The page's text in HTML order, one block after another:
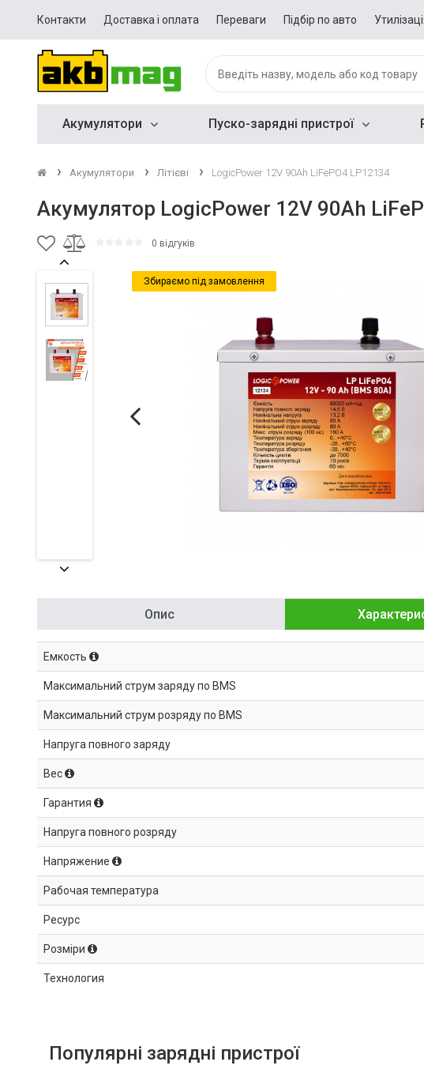
Контакти Доставка і оплата Переваги Підбір по авто
Акумулятори Пуско-зарядні пристрої
Акумулятори Літієві LogicPower 12V 90Ah LiFePO4 LP12134
Акумулятор LogicPower 12V 90Ah
0 відгуків
Збираємо під замовлення
Опис
Емкость
Максимальний струм заряду по BMS
Максимальний струм розряду по BMS
Напруга повного заряду
Вес
Гарантия
Напруга повного розряду
Напряжение
Рабочая температура
Ресурс
Розміри
Технология
Популярні зарядні пристрої